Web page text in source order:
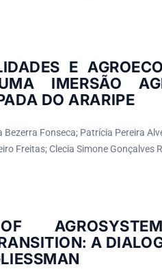
E
IMERSÃO
DO ARARIPE
Fonseca; Patrícia Pereira
Freitas; Clecia Simone Gonçalves
OF
A